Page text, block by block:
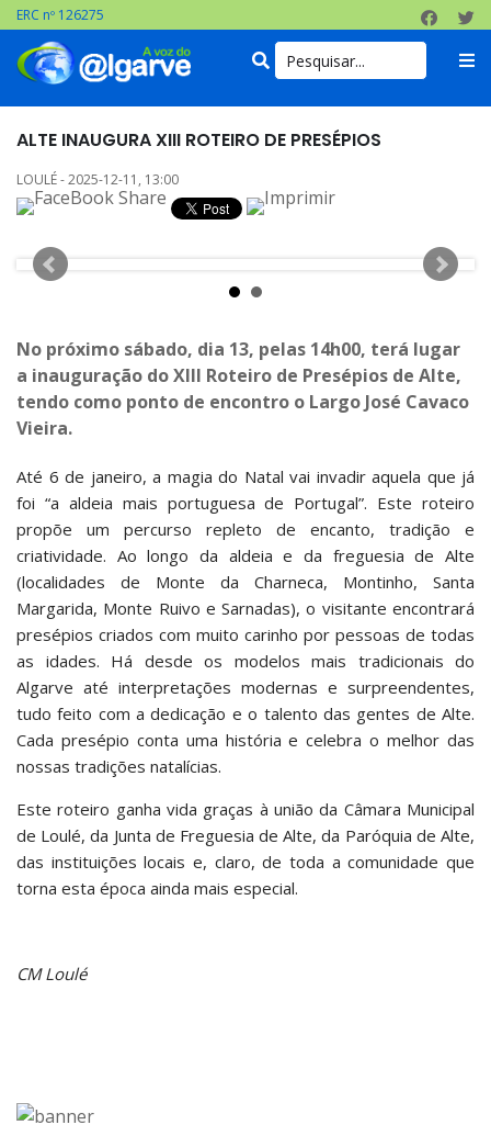
ERC nº 126275
ALTE INAUGURA XIII ROTEIRO DE PRESÉPIOS
LOULÉ - 2025-12-11, 13:00
No próximo sábado, dia 13, pelas 14h00, terá lugar
a inauguração do XIII Roteiro de Presépios de Alte,
tendo como ponto de encontro o Largo José Cavaco
Vieira.
Até 6 de janeiro, a magia do Natal vai invadir aquela que já
foi “a aldeia mais portuguesa de Portugal”. Este roteiro
propõe um percurso repleto de encanto, tradição e
criatividade. Ao longo da aldeia e da freguesia de Alte
(localidades de Monte da Charneca, Montinho, Santa
Margarida, Monte Ruivo e Sarnadas), o visitante encontrará
presépios criados com muito carinho por pessoas de todas
as idades. Há desde os modelos mais tradicionais do
Algarve até interpretações modernas e surpreendentes,
tudo feito com a dedicação e o talento das gentes de Alte.
Cada presépio conta uma história e celebra o melhor das
nossas tradições natalícias.
Este roteiro ganha vida graças à união da Câmara Municipal
de Loulé, da Junta de Freguesia de Alte, da Paróquia de Alte,
das instituições locais e, claro, de toda a comunidade que
torna esta época ainda mais especial.
CM Loulé